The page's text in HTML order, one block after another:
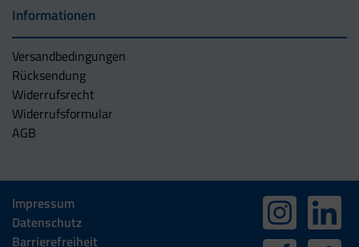
Informationen
Versandbedingungen
Rücksendung
Widerrufsrecht
Widerrufsformular
AGB
Impressum
Datenschutz
Barrierefreiheit